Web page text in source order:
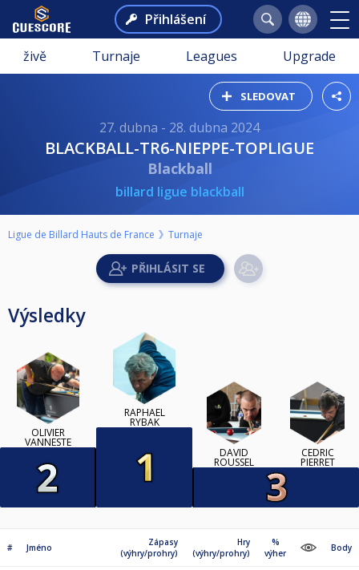
Přihlášení
živě Turnaje Leagues Upgrade
SLEDOVAT
27. dubna - 28. dubna 2024
BLACKBALL-TR6-NIEPPE-TOPLIGUE
Blackball
billard ligue blackball
Ligue de Billard Hauts de France Turnaje
Výsledky
OLIVIER
VANNESTE
RAPHAEL
RYBAK
DAVID
ROUSSEL
CÉDRIC
PIERRET
# Jméno
Zápasy
(výhry/prohry)
Hry
(výhry/prohry)
%
výher
Body